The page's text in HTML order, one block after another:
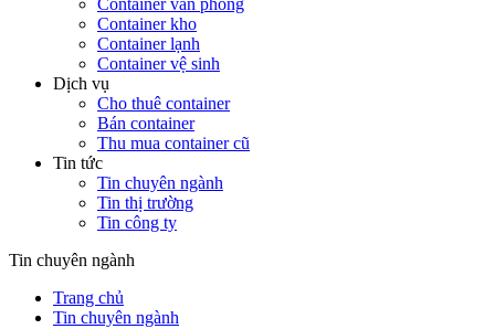
Container văn phòng
Container kho
Container lạnh
Container vệ sinh
Dịch vụ
Cho thuê container
Bán container
Thu mua container cũ
Tin tức
Tin chuyên ngành
Tin thị trường
Tin công ty
Tin chuyên ngành
Trang chủ
Tin chuyên ngành